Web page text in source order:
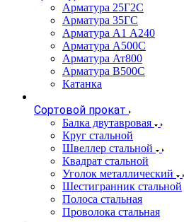
Арматура 25Г2С
Арматура 35ГС
Арматура А1 А240
Арматура А500С
Арматура Ат800
Арматура В500С
Катанка
Сортовой прокат
Балка двутавровая
Круг стальной
Швеллер стальной
Квадрат стальной
Уголок металлический
Шестигранник стальной
Полоса стальная
Проволока стальная